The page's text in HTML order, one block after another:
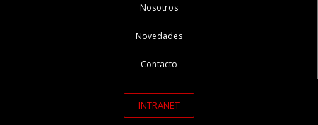
Nosotros
Novedades
Contacto
INTRANET